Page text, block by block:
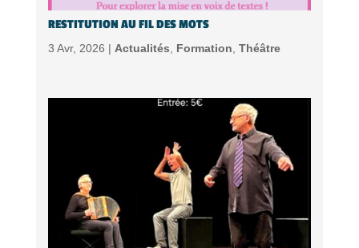
RESTITUTION AU FIL DES MOTS
3 Avr, 2026 | Actualités Formation Théâtre